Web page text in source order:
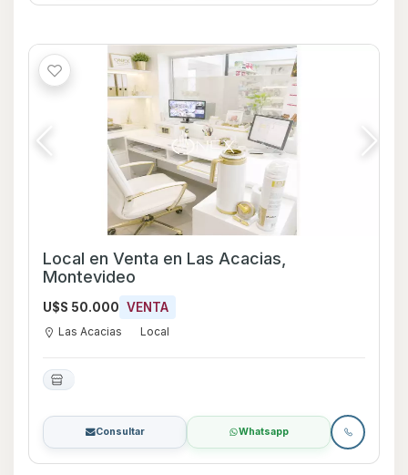
Local en Venta en Las Acacias,
Montevideo
U$S 50.000 VENTA
Las Acacias Local
Consultar Whatsapp